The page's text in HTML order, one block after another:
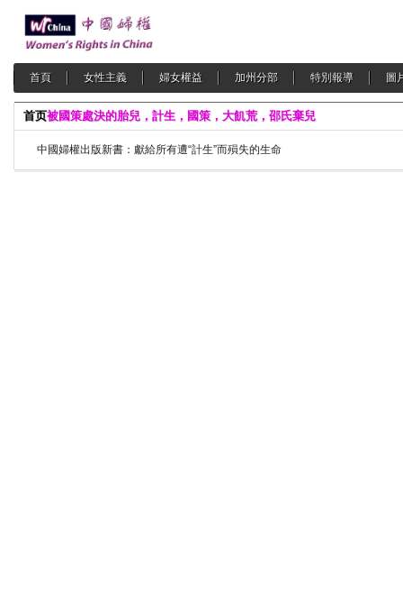
首頁 女性主義 婦女權益 加州分部 特別報導 圖
首页被國策處決的胎兒，計生，國策，大飢荒，邵氏棄兒
中國婦權出版新書：獻給所有遭“計生”而殞失的生命